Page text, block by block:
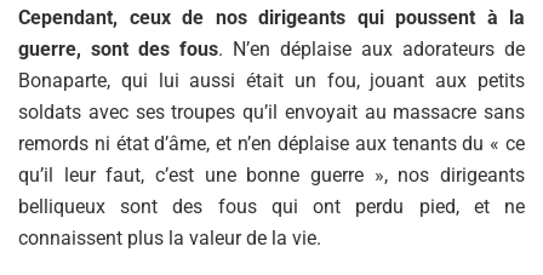
Cependant, ceux de nos dirigeants qui poussent à la
guerre, sont des fous. N’en déplaise aux adorateurs de
Bonaparte, qui lui aussi était un fou, jouant aux petits
soldats avec ses troupes qu’il envoyait au massacre sans
remords ni état d’âme, et n’en déplaise aux tenants du « ce
qu’il leur faut, c’est une bonne guerre », nos dirigeants
belliqueux sont des fous qui ont perdu pied, et ne
connaissent plus la valeur de la vie.